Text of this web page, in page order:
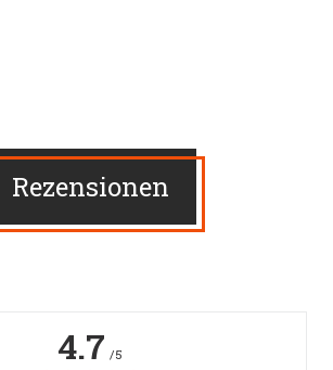
Rezensionen
4.7 /5